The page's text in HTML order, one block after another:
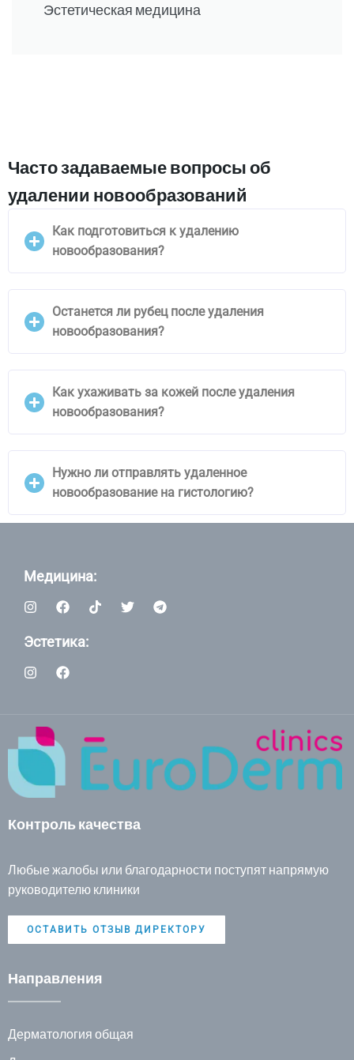
Эстетическая медицина
Часто задаваемые вопросы об
удалении новообразований
Как подготовиться к удалению
новообразования?
Останется ли рубец после удаления
новообразования?
Как ухаживать за кожей после удаления
новообразования?
Нужно ли отправлять удаленное
новообразование на гистологию?
Медицина:
Эстетика:
Контроль качества
Любые жалобы или благодарности поступят напрямую
руководителю клиники
ОСТАВИТЬ ОТЗЫВ ДИРЕКТОРУ
Направления
Дерматология общая